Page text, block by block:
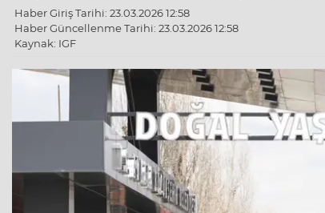
Haber Giriş Tarihi: 23.03.2026 12:58
Haber Güncellenme Tarihi: 23.03.2026 12:58
Kaynak: IGF